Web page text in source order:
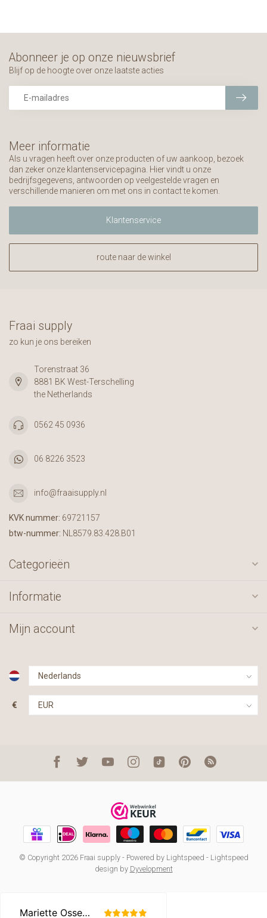
Meer informatie
Als u vragen heeft over onze producten of uw aankoop, bezoek
dan zeker onze klantenservicepagina. Hier vindt u onze
bedrijfsgegevens, antwoorden op veelgestelde vragen en
verschillende manieren om met ons in contact te komen.
Klantenservice
route naar de winkel
Abonneer je op onze nieuwsbrief
Blijf op de hoogte over onze laatste acties
Fraai supply
zo kun je ons bereiken
Torenstraat 36
8881 BK West-Terschelling
the Netherlands
0562 45 0936
06 8226 3523
info@fraaisupply.nl
KVK nummer: 69721157
btw-nummer: NL8579.83.428.B01
Categorieën
Informatie
Mijn account
€
© Copyright 2026 Fraai supply- Powered by Lightspeed - Lightspeed
design by Dyvelopment